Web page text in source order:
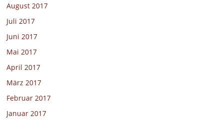
August 2017
Juli 2017
Juni 2017
Mai 2017
April 2017
März 2017
Februar 2017
Januar 2017